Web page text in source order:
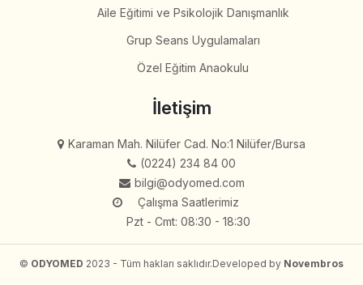
Aile Eğitimi ve Psikolojik Danışmanlık
Grup Seans Uygulamaları
Özel Eğitim Anaokulu
İletişim
Karaman Mah. Nilüfer Cad. No:1 Nilüfer/Bursa
(0224) 234 84 00
bilgi@odyomed.com
Çalışma Saatlerimiz
Pzt - Cmt: 08:30 - 18:30
© ODYOMED 2023 - Tüm hakları saklıdır.Developed by Novembros